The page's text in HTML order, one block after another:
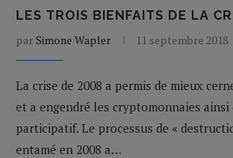
LES TROIS BIENFAITS DE LA
par Simone Wapler 11 septembre 2018
La crise de 2008 a permis de mieux
et a engendré les cryptomonnaies
participatif. Le processus de «
entamé en 2008 a…